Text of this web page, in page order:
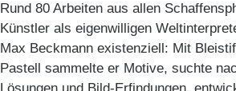
Rund 80 Arbeiten aus allen
Künstler als eigenwilligen
Max Beckmann existenziell: Mit
Pastell sammelte er Motive, suchte